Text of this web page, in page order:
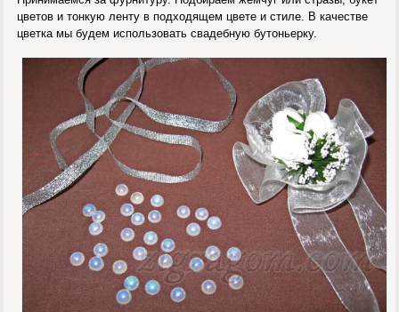
цветов и тонкую ленту в подходящем цвете и стиле. В качестве
цветка мы будем использовать свадебную бутоньерку.